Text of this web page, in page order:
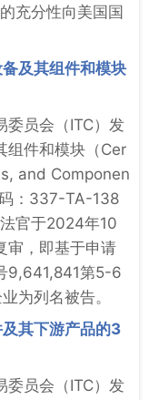
充分性向美国国
及其组件和模块
委员会（ITC）发
组件和模块（Cer
and Componen
：337-TA-138
官于2024年10
审，即基于申请
9,641,841第5-6
为列名被告。
其下游产品的3
委员会（ITC）发